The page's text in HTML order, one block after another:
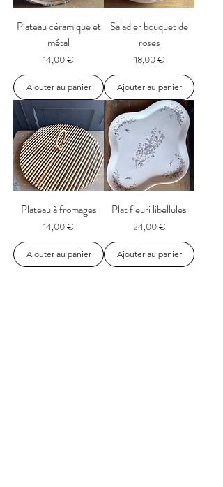
Plateau céramique et
métal
Prix
14,00 €
Ajouter au panier
Saladier bouquet de
roses
Prix
18,00 €
Ajouter au panier
Plateau à fromages
Prix
14,00 €
Ajouter au panier
Plat fleuri libellules
Prix
24,00 €
Ajouter au panier